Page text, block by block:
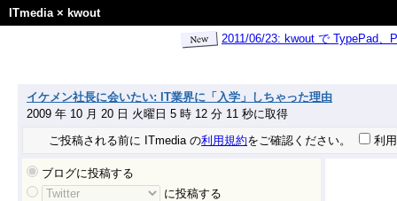
ITmedia× kwout
2011/06/23: kwout で TypePad
イケメン社長に会いたい: IT業界に「入学」しちゃった理由
2009 年 10 月 20 日 火曜日 5 時 12 分 11 秒に取得
ご投稿される前に ITmedia の利用規約をご確認ください。 利
ブログに投稿する
に投稿する